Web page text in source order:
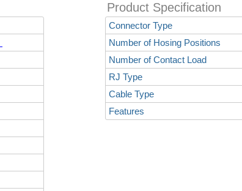
Product Specification
Connector Type
Number of Hosing Positions
Number of Contact Load
RJ Type
Cable Type
Features